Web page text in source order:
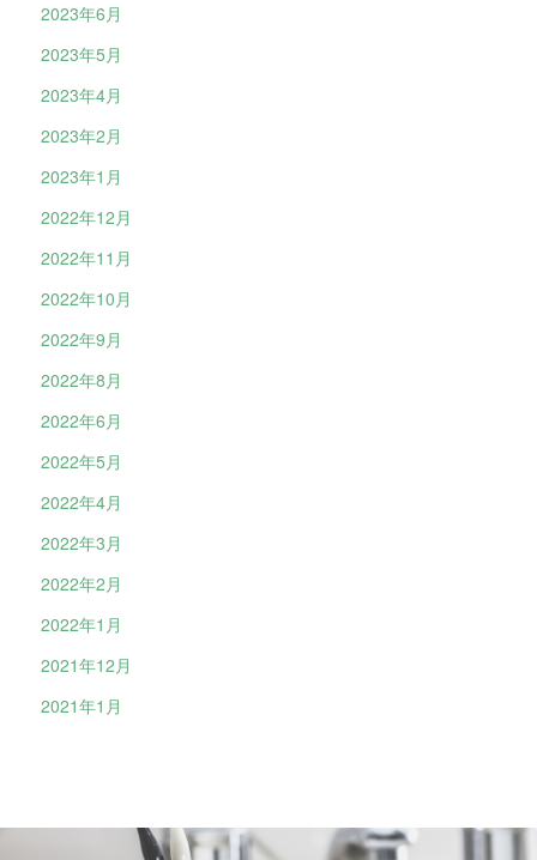
2023年6月
2023年5月
2023年4月
2023年2月
2023年1月
2022年12月
2022年11月
2022年10月
2022年9月
2022年8月
2022年6月
2022年5月
2022年4月
2022年3月
2022年2月
2022年1月
2021年12月
2021年1月